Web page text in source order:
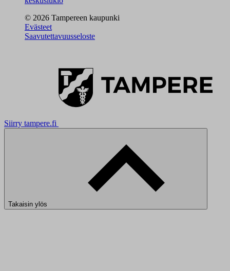
© 2026 Tampereen kaupunki
Evästeet
Saavutettavuusseloste
Siirry tampere.fi
Takaisin ylös